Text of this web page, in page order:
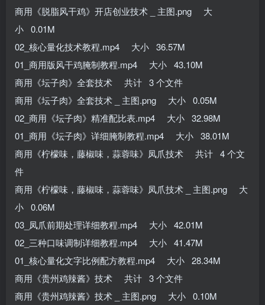
商用《脱脂风干鸡》开店创业技术 _ 主图.png 大
小 0.01M
02_核心量化技术教程.mp4 大小 36.57M
01_商用版风干鸡腌制教程.mp4 大小 43.10M
商用《坛子肉》全套技术 共计 3 个文件
商用《坛子肉》全套技术 _ 主图.png 大小 0.05M
02_商用《坛子肉》精准配比表.mp4 大小 32.98M
01_商用《坛子肉》详细腌制教程.mp4 大小 38.01M
商用《柠檬味，藤椒味，蒜蓉味》凤爪技术 共计 4 个文
件
商用《柠檬味，藤椒味，蒜蓉味》凤爪技术 _ 主图.png 大
小 0.06M
03_凤爪前期处理详细教程.mp4 大小 42.01M
02_三种口味调制详细教程.mp4 大小 41.47M
01_核心量化文字比例配方教程.mp4 大小 28.34M
商用《贵州鸡辣酱》技术 共计 3 个文件
商用《贵州鸡辣酱》技术 _ 主图.png 大小 0.10M